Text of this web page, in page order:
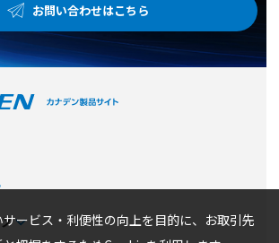
お問い合わせはこちら
サービス・利便性の向上を目的に、お取引先